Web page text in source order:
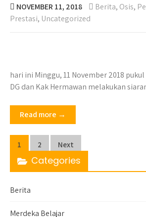
NOVEMBER 11, 2018 Berita, Osis,
Prestasi, Uncategorized
hari ini Minggu, 11 November 2018 pukul
DG dan Kak Hermawan melakukan
Read more →
Posts
navigation
1 2 Next
Categories
Berita
Merdeka Belajar